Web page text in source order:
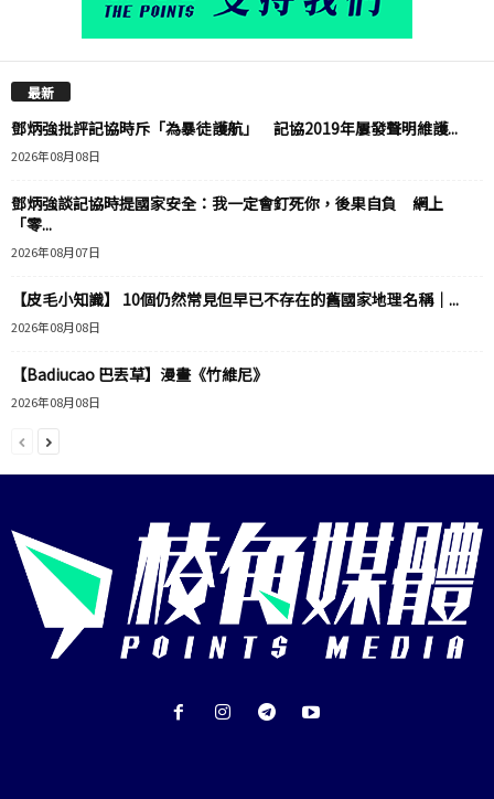
最新
鄧炳強批評記協時斥「為暴徒護航」 記協2019年屢發聲明維護...
2026年08月08日
鄧炳強談記協時提國家安全：我一定會釘死你，後果自負 網上
「零...
2026年08月07日
【皮毛小知識】 10個仍然常見但早已不存在的舊國家地理名稱｜...
2026年08月08日
【Badiucao 巴丟草】漫畫《竹維尼》
2026年08月08日